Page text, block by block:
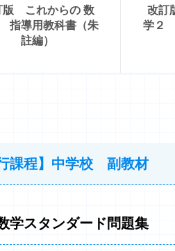
版 これからの 数
指導用教科書（朱
註編）
改訂
学２
行課程】中学校 副教材
学スタンダード問題集